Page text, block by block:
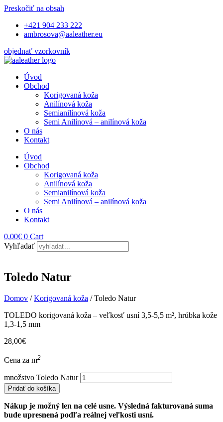
Preskočiť na obsah
+421 904 233 222
ambrosova@aaleather.eu
objednať vzorkovník
Úvod
Obchod
Korigovaná koža
Anilínová koža
Semianilínová koža
Semi Anilínová – anilínová koža
O nás
Kontakt
Úvod
Obchod
Korigovaná koža
Anilínová koža
Semianilínová koža
Semi Anilínová – anilínová koža
O nás
Kontakt
0,00€ 0 Cart
Vyhľadať
Toledo Natur
Domov /Korigovaná koža / Toledo Natur
TOLEDO korigovaná koža – veľkosť usní 3,5-5,5 m², hrúbka kože
1,3-1,5 mm
28,00€
Cena za m2
množstvo Toledo Natur
Pridať do košíka
Nákup je možný len na celé usne. Výsledná fakturovaná suma
bude upresnená podľa reálnej veľkosti usní.